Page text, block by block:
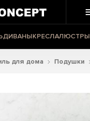
ДИВАНЫКРЕСЛАЛЮСТРЫ
для дома Подушки